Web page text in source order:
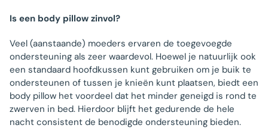
Is een body pillow zinvol?
Veel (aanstaande) moeders ervaren de toegevoegde
ondersteuning als zeer waardevol. Hoewel je natuurlijk ook
een standaard hoofdkussen kunt gebruiken om je buik te
ondersteunen of tussen je knieën kunt plaatsen, biedt een
body pillow het voordeel dat het minder geneigd is rond te
zwerven in bed. Hierdoor blijft het gedurende de hele
nacht consistent de benodigde ondersteuning bieden.